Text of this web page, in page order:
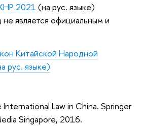
2021 (на рус. языке)
является официальным и
Китайской Народной
рус. языке)
International Law in China. Springer
Singapore, 2016.